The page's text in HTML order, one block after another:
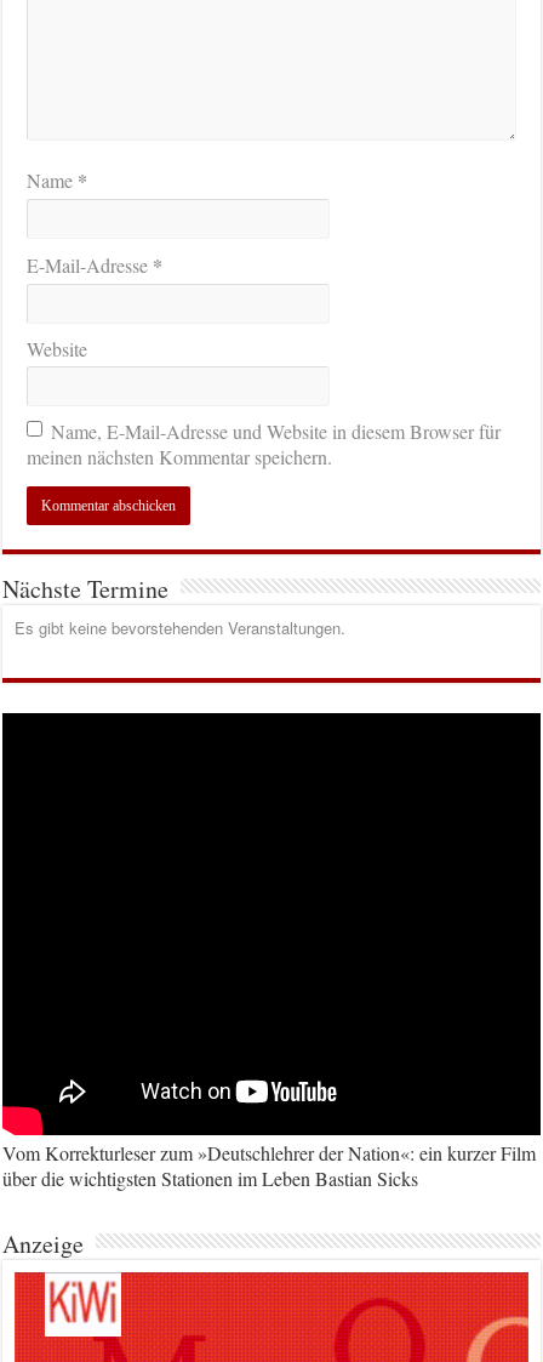
Name *
E-Mail-Adresse *
Website
Name, E-Mail-Adresse und Website in diesem Browser für
meinen nächsten Kommentar speichern.
Nächste Termine
Es gibt keine bevorstehenden Veranstaltungen.
Vom Korrekturleser zum »Deutschlehrer der Nation«: ein kurzer Film
über die wichtigsten Stationen im Leben Bastian Sicks
Anzeige